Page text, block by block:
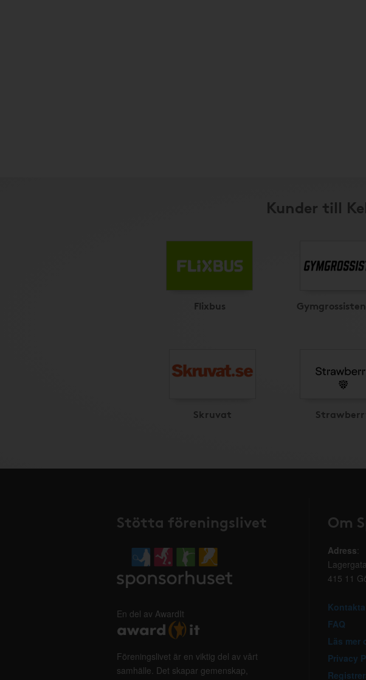
Kunder till
Flixbus
Skruvat
Stötta föreningslivet
En del av AwardIt
Föreningslivet är en viktig del av vårt
samhälle. Det skapar gemenskap,
Om
Adress:
415 11
FAQ
Läs mer
Privacy